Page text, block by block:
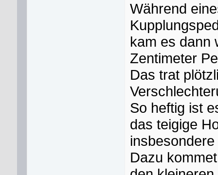
Während
kam es dann
Zentimeter
Das trat
So heftig ist
das teigige
Dazu